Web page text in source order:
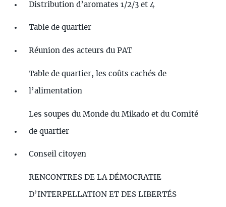
Distribution d’aromates 1/2/3 et 4
Table de quartier
Réunion des acteurs du PAT
Table de quartier, les coûts cachés de
l’alimentation
Les soupes du Monde du Mikado et du Comité
de quartier
Conseil citoyen
RENCONTRES DE LA DÉMOCRATIE
D’INTERPELLATION ET DES LIBERTÉS